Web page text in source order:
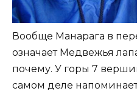
Вообще Манарага в
означает Медвежья
почему. У горы 7
самом деле